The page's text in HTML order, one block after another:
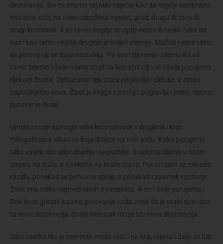
destinacija. Svi mi imamo taj neki osjećaj kao da negdje konkretno
moramo stići, na neko određeno mjesto, grad, drugu državu ili
drugi kontinent. Kao tamo negdje drugdje nešto ili netko čeka na
nas i kao tamo negdje drugdje je bolje i sretnije. Možda i jeste tako,
ali putovanje se dalje nastavlja. Pa sve i da tamo odemo ili kad
tamo odemo i dalje nismo stigli na konačni cilj već i dalje putujemo
rijekom života. Zatvaramo tek stara poglavlja i cikluse, a zatim
započinjemo nova. Život je knjiga s mnogo poglavlja i jedno vječno
putovanje duše.
Upoznavanje samoga sebe kroz odnose s drugima i kroz
mnogobrojna iskustva koja dolaze na tom putu. Kako putujemo
tako uvijek oko sebe imamo i suputnike. S nekima idemo u istom
smjeru na duže, a s nekima na kraće staze. Putovi nam se nekada
raziđu, ponekad se ponovno spoje, a ponekad i zauvijek razdvoje.
Život ima toliko nepredvidivih momenata. A mi i dalje putujemo…
Dok život gledaš kao na putovanje onda znaš da je svaki novi dan
ta nova destinacija. Svaki trenutak može biti nova destinacija.
Zato i netko tko je nesretan može otići i na kraj svijeta i dalje će biti